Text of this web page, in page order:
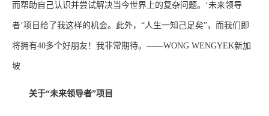
而帮助自己认识并尝试解决当今世界上的复杂问题。‘未来领导
者’项目给了我这样的机会。此外，“人生一知己足矣”，而我们即
将拥有40多个好朋友！我非常期待。——WONG WENGYEK新加
坡
关于“未来领导者”项目